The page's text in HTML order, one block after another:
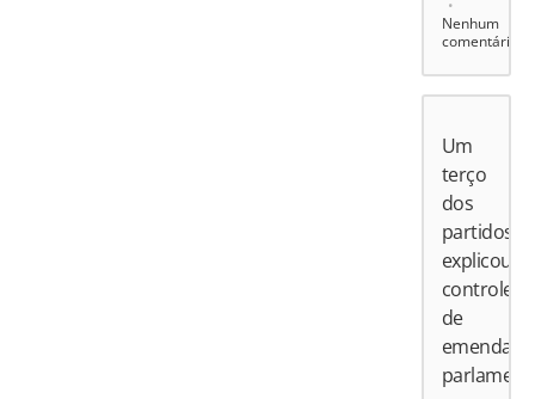
Nenhum
comentário
Um
terço
dos
partidos
explicou
controle
de
emendas